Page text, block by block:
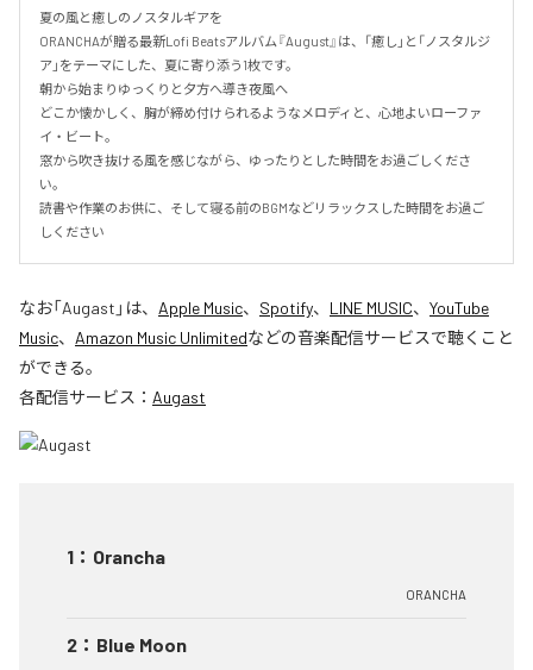
夏の風と癒しのノスタルギアを
ORANCHAが贈る最新Lofi Beatsアルバム『August』は、「癒し」と「ノスタルジ
ア」をテーマにした、夏に寄り添う1枚です。
朝から始まりゆっくりと夕方へ導き夜風へ
どこか懐かしく、胸が締め付けられるようなメロディと、心地よいローファ
イ・ビート。
窓から吹き抜ける風を感じながら、ゆったりとした時間をお過ごしくださ
い。
読書や作業のお供に、そして寝る前のBGMなどリラックスした時間をお過ご
しください
なお「Augast 」は、 Apple Music、 Spotify、 LINE MUSIC、 YouTube
Music、 Amazon Music Unlimitedなどの音楽配信サービスで聴くこと
ができる。
各配信サービス： Augast
1 ： Orancha
ORANCHA
2 ： Blue Moon